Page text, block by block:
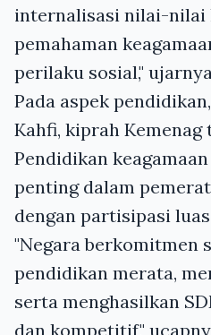
internalisasi nilai-nilai
pemahaman
perilaku sosial,"
Pada aspek
Kahfi, kiprah Kemenag
Pendidikan
penting dalam
dengan partisipasi
"Negara berkomitmen
pendidikan merata,
serta menghasilkan
dan kompetitif,"